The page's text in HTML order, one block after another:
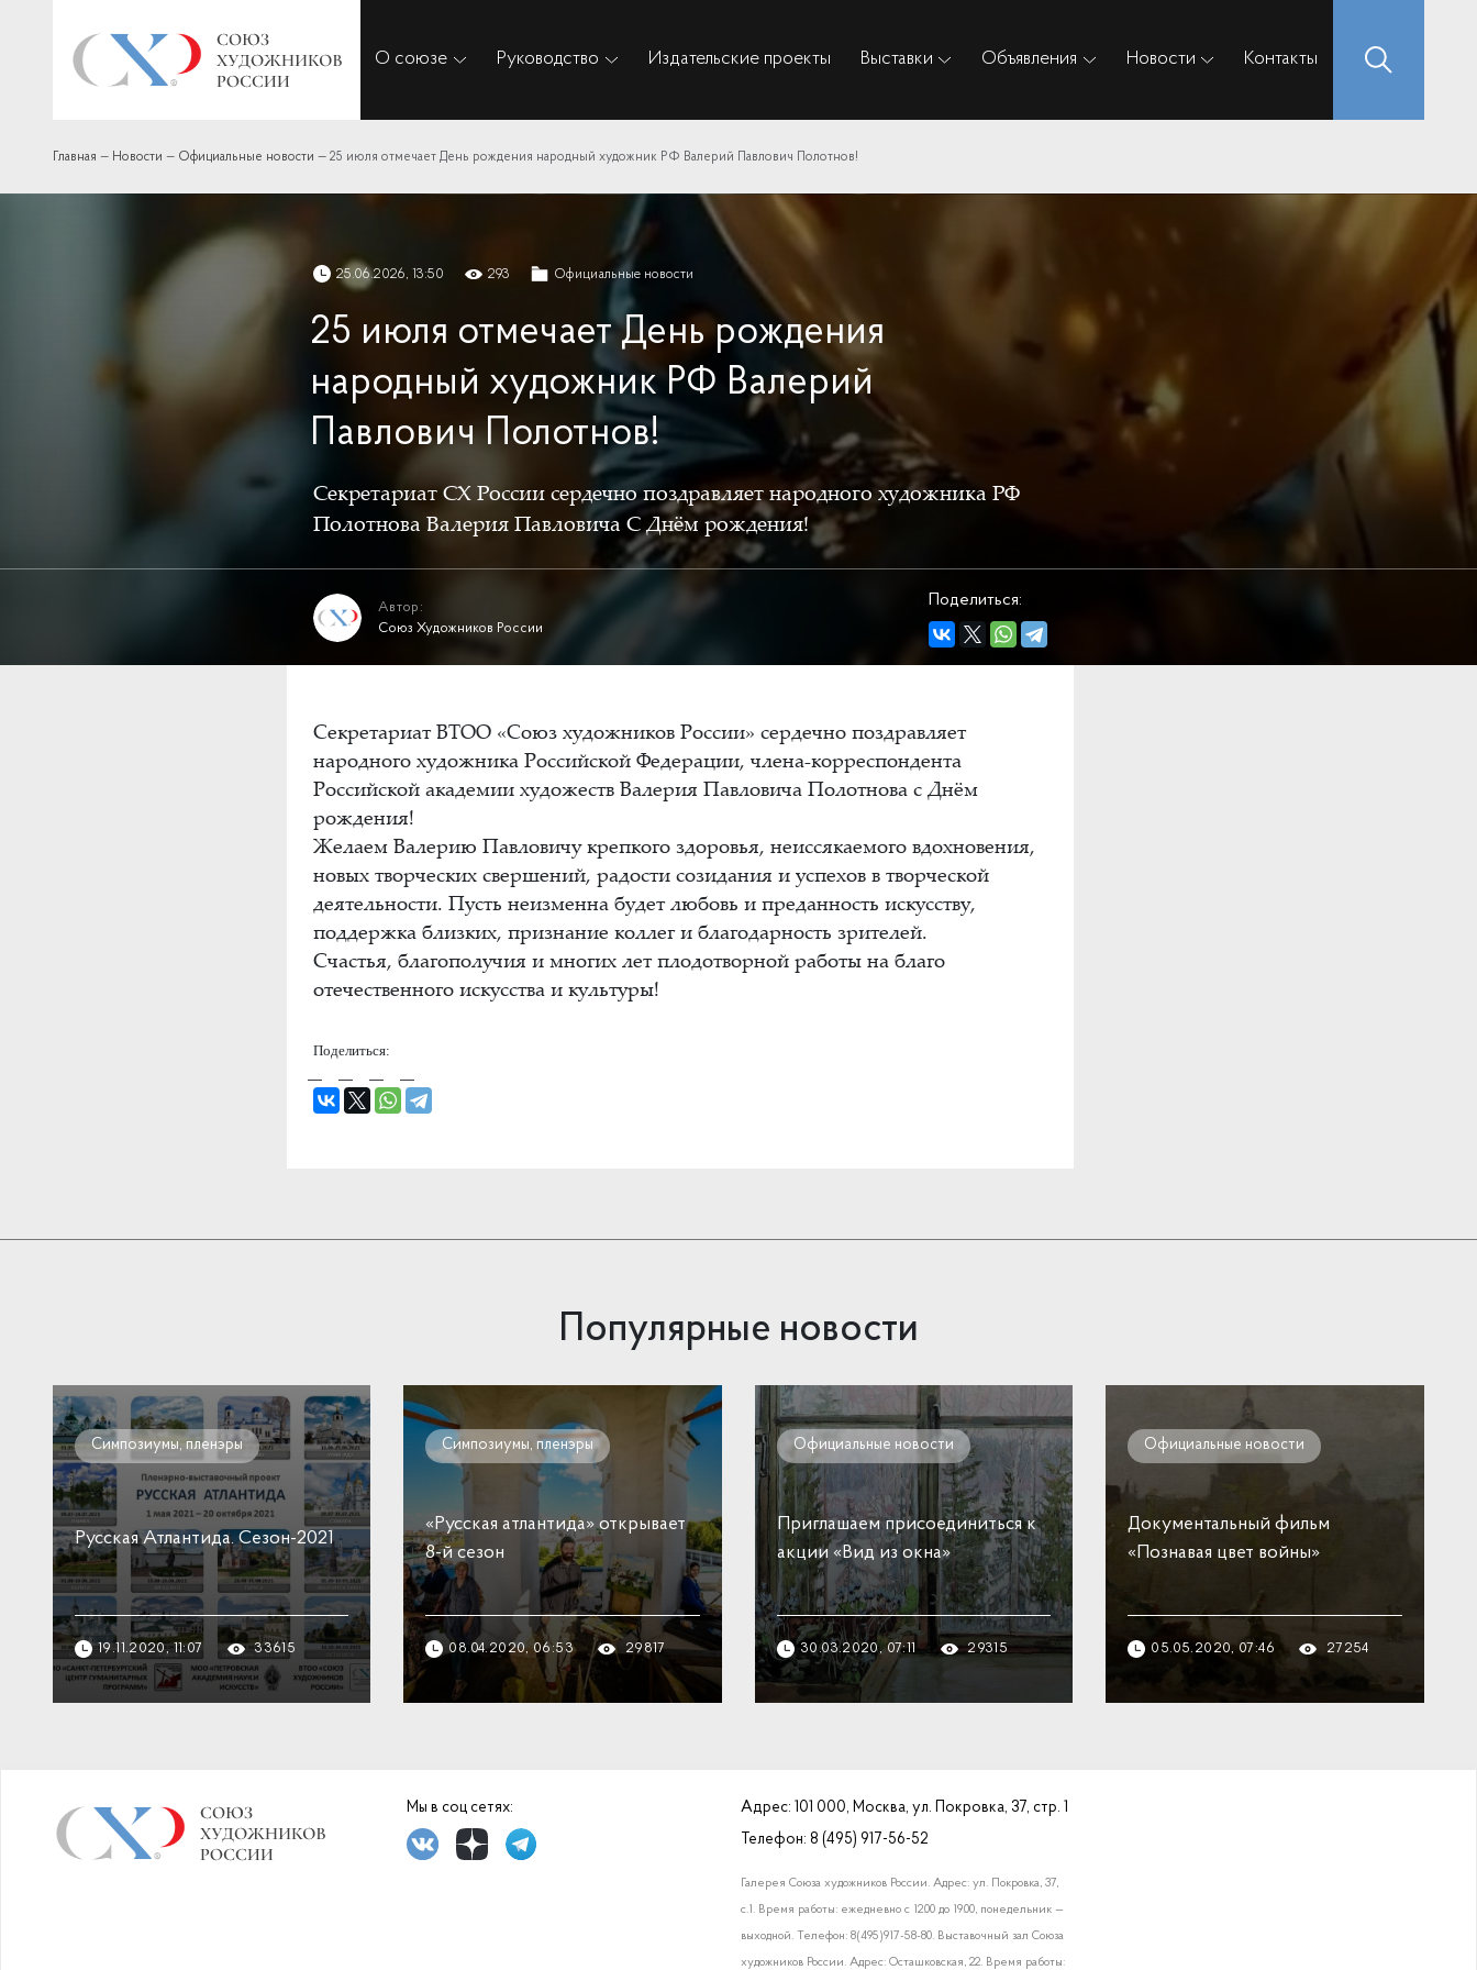
О союзе Руководство Издательские проекты Выставки Объявления Новости Контакты
Главная — Новости — Официальные новости — 25 июля отмечает День рождения народный художник РФ Валерий Павлович Полотнов!
25.06.2026, 13:50 293 Официальные новости
25 июля отмечает День рождения
народный художник РФ Валерий
Павлович Полотнов!
Секретариат СХ России сердечно поздравляет народного художника РФ
Полотнова Валерия Павловича С Днём рождения!
Автор:
Союз Художников России
Поделиться:
Секретариат ВТОО «Союз художников России» сердечно поздравляет
народного художника Российской Федерации, члена-корреспондента
Российской академии художеств Валерия Павловича Полотнова с Днём
рождения!
Желаем Валерию Павловичу крепкого здоровья, неиссякаемого вдохновения,
новых творческих свершений, радости созидания и успехов в творческой
деятельности. Пусть неизменна будет любовь и преданность искусству,
поддержка близких, признание коллег и благодарность зрителей.
Счастья, благополучия и многих лет плодотворной работы на благо
отечественного искусства и культуры!
Поделиться:
Популярные новости
Симпозиумы, пленэры
Русская Атлантида. Сезон-2021
19.11.2020, 11:07 33615
Симпозиумы, пленэры
«Русская атлантида» открывает
8-й сезон
08.04.2020, 06:53 29817
Официальные новости
Приглашаем присоединиться к
акции «Вид из окна»
30.03.2020, 07:11 29315
Официальные новости
Документальный фильм
«Познавая цвет войны»
05.05.2020, 07:46 27254
https://www.high-
endrolex.com/12
Мы в соц сетях:
Адрес: 101 000, Москва, ул. Покровка, 37, стр. 1
Телефон: 8 (495) 917-56-52
Галерея Союза художников России. Адрес: ул. Покровка, 37,
с.1. Время работы: ежедневно с 12.00 до 19.00, понедельник —
выходной. Телефон: 8(495)917-58-80. Выставочный зал Союза
художников России. Адрес: Осташковская, 22. Время работы: